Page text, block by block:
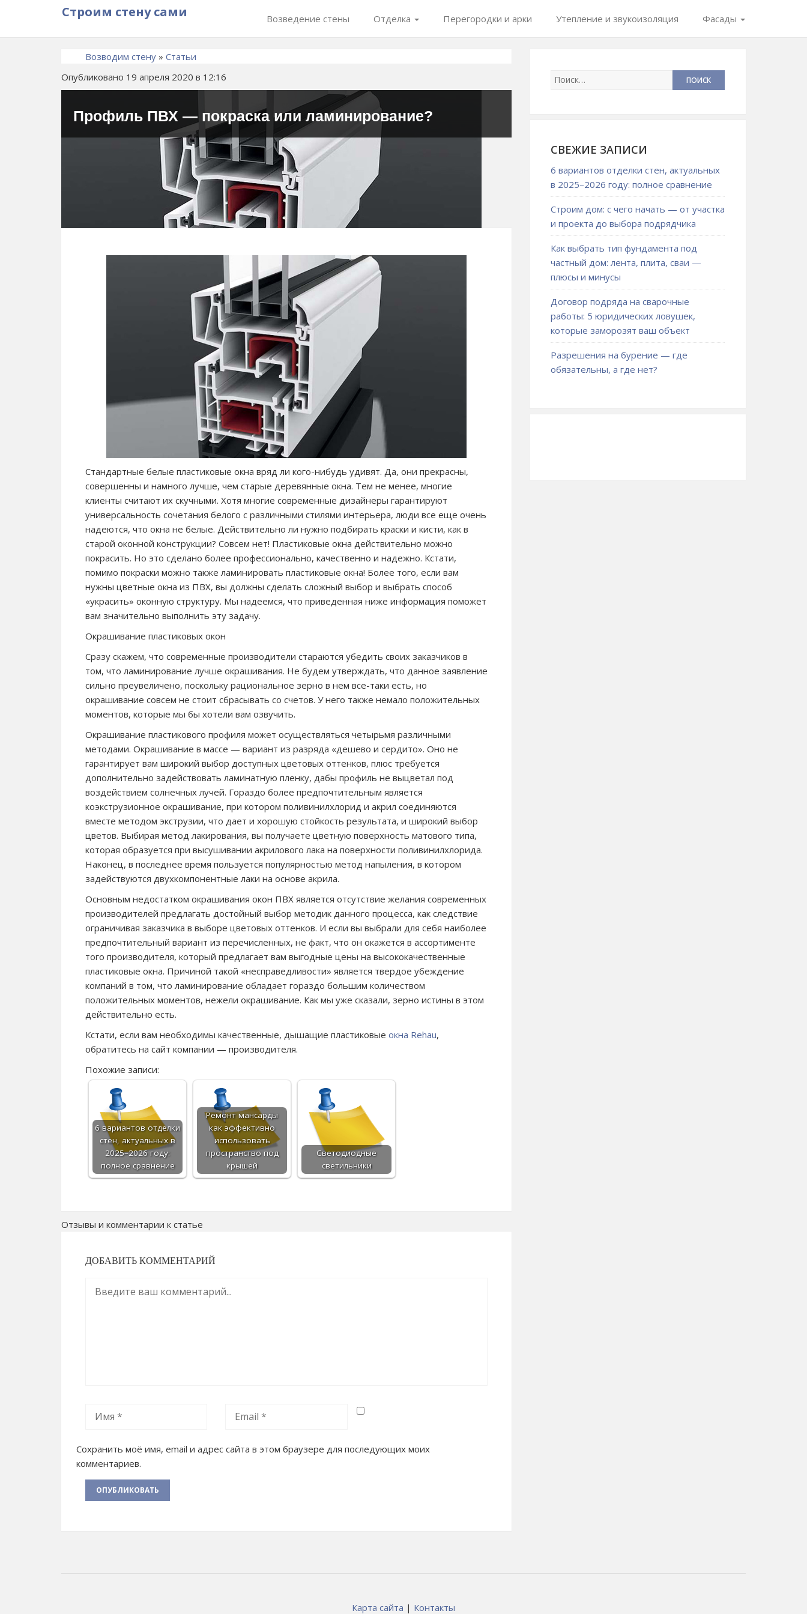
Строим стену сами Возведение стены Отделка Перегородки и арки Утепление и звукоизоляция Фасады
Возводим стену » Статьи
Опубликовано 19 апреля 2020 в 12:16
Профиль ПВХ — покраска или ламинирование?
Стандартные белые пластиковые окна вряд ли кого-нибудь удивят. Да, они прекрасны,
совершенны и намного лучше, чем старые деревянные окна. Тем не менее, многие
клиенты считают их скучными. Хотя многие современные дизайнеры гарантируют
универсальность сочетания белого с различными стилями интерьера, люди все еще очень
надеются, что окна не белые. Действительно ли нужно подбирать краски и кисти, как в
старой оконной конструкции? Совсем нет! Пластиковые окна действительно можно
покрасить. Но это сделано более профессионально, качественно и надежно. Кстати,
помимо покраски можно также ламинировать пластиковые окна! Более того, если вам
нужны цветные окна из ПВХ, вы должны сделать сложный выбор и выбрать способ
«украсить» оконную структуру. Мы надеемся, что приведенная ниже информация поможет
вам значительно выполнить эту задачу.
Окрашивание пластиковых окон
Сразу скажем, что современные производители стараются убедить своих заказчиков в
том, что ламинирование лучше окрашивания. Не будем утверждать, что данное заявление
сильно преувеличено, поскольку рациональное зерно в нем все-таки есть, но
окрашивание совсем не стоит сбрасывать со счетов. У него также немало положительных
моментов, которые мы бы хотели вам озвучить.
Окрашивание пластикового профиля может осуществляться четырьмя различными
методами. Окрашивание в массе — вариант из разряда «дешево и сердито». Оно не
гарантирует вам широкий выбор доступных цветовых оттенков, плюс требуется
дополнительно задействовать ламинатную пленку, дабы профиль не выцветал под
воздействием солнечных лучей. Гораздо более предпочтительным является
коэкструзионное окрашивание, при котором поливинилхлорид и акрил соединяются
вместе методом экструзии, что дает и хорошую стойкость результата, и широкий выбор
цветов. Выбирая метод лакирования, вы получаете цветную поверхность матового типа,
которая образуется при высушивании акрилового лака на поверхности поливинилхлорида.
Наконец, в последнее время пользуется популярностью метод напыления, в котором
задействуются двухкомпонентные лаки на основе акрила.
Основным недостатком окрашивания окон ПВХ является отсутствие желания современных
производителей предлагать достойный выбор методик данного процесса, как следствие
ограничивая заказчика в выборе цветовых оттенков. И если вы выбрали для себя наиболее
предпочтительный вариант из перечисленных, не факт, что он окажется в ассортименте
того производителя, который предлагает вам выгодные цены на высококачественные
пластиковые окна. Причиной такой «несправедливости» является твердое убеждение
компаний в том, что ламинирование обладает гораздо большим количеством
положительных моментов, нежели окрашивание. Как мы уже сказали, зерно истины в этом
действительно есть.
Кстати, если вам необходимы качественные, дышащие пластиковые окна Rehau,
обратитесь на сайт компании — производителя.
Похожие записи:
6 вариантов отделки
стен, актуальных в
2025–2026 году:
полное сравнение
Ремонт мансарды
как эффективно
использовать
пространство под
крышей
Светодиодные
светильники
Отзывы и комментарии к статье
ДОБАВИТЬ КОММЕНТАРИЙ
Сохранить моё имя, email и адрес сайта в этом браузере для последующих моих
комментариев.
СВЕЖИЕ ЗАПИСИ
6 вариантов отделки стен, актуальных
в 2025–2026 году: полное сравнение
Строим дом: с чего начать — от участка
и проекта до выбора подрядчика
Как выбрать тип фундамента под
частный дом: лента, плита, сваи —
плюсы и минусы
Договор подряда на сварочные
работы: 5 юридических ловушек,
которые заморозят ваш объект
Разрешения на бурение — где
обязательны, а где нет?
Карта сайта | Контакты